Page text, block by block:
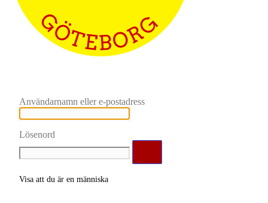
Användarnamn eller e-postadress
Lösenord
Visa att du är en människa